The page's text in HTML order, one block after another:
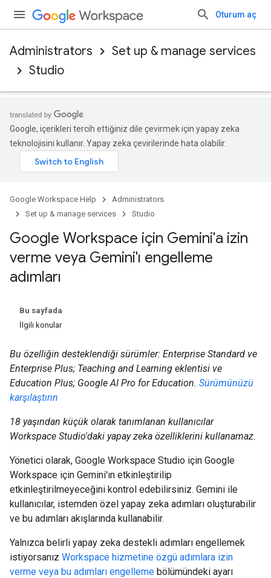
Oturum aç
Administrators
Set up & manage services
Studio
Google, içerikleri tercih ettiğiniz dile çevirmek için yapay zeka
teknolojisini kullanır. Yapay zeka çevirilerinde hata olabilir.
Google Workspace Help
Administrators
Set up & manage services
Studio
Google Workspace için Gemini'a izin
verme veya Gemini'ı engelleme
adımları
Bu sayfada
İlgili konular
Bu özelliğin desteklendiği sürümler: Enterprise Standard ve
Enterprise Plus; Teaching and Learning eklentisi ve
Education Plus; Google AI Pro for Education. Sürümünüzü
karşılaştırın
18 yaşından küçük olarak tanımlanan kullanıcılar
Workspace Studio'daki yapay zeka özelliklerini kullanamaz.
Yönetici olarak, Google Workspace Studio için Google
Workspace için Gemini'ın etkinleştirilip
etkinleştirilmeyeceğini kontrol edebilirsiniz. Gemini ile
kullanıcılar, istemden özel yapay zeka adımları oluşturabilir
ve bu adımları akışlarında kullanabilir.
Yalnızca belirli yapay zeka destekli adımları engellemek
istiyorsanız Workspace hizmetine özgü adımlara izin
verme veya bu adımları engelleme bölümündeki ayarı